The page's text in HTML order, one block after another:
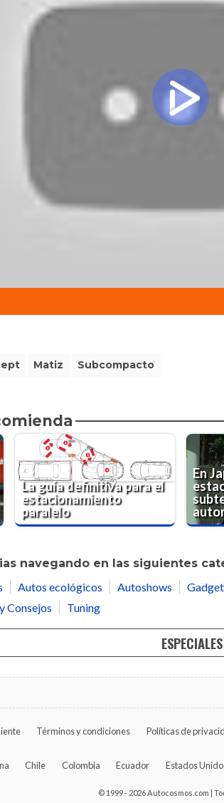
Matiz Subcompacto
La guía definitiva para el
estacionamiento
paralelo
En
navegando en las siguientes
Autos ecológicos Autoshows
Consejos Tuning
ESPECIALES
Términos y condiciones Políticas de
Chile Colombia Ecuador Estados
© 1999 - 2026 Autocosmos.com |